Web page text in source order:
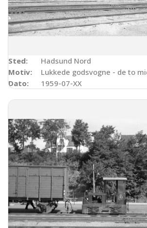
Sted:
Hadsund Nord
Motiv:
Lukkede godsvogne - de to
Dato:
1959-07-XX